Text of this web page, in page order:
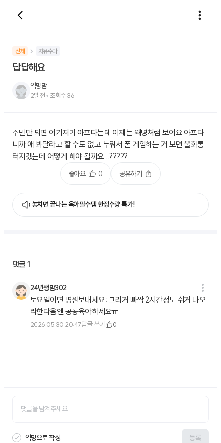
전체 자유수다
답답해요
익명맘
2달 전 • 조회수36
주말만 되면 여기저기 아프다는데 이제는 꽤병처럼 보여요 아프다
니까 애 봐달라고 할 수도 없고 누워서 폰 게임하는 거 보면 울화통
터지겠는데 어떻게 해야 될까요...?????
좋아요 0 공유하기
놓치면 끝나는 육아필수템 한정수량 특가!
댓글1
24년생맘302
토요일이면 병원보내세요; 그리거 빠짝 2시간정도 쉬거 나오
라한다음엔 공동육아하세요ㅠ
2026.05.30 20:47답글 쓰기 0
익명으로 작성 등록